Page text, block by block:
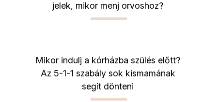
jelek, mikor menj orvoshoz?
Mikor indulj a kórházba szülés előtt?
Az 5-1-1 szabály sok kismamának
segít dönteni